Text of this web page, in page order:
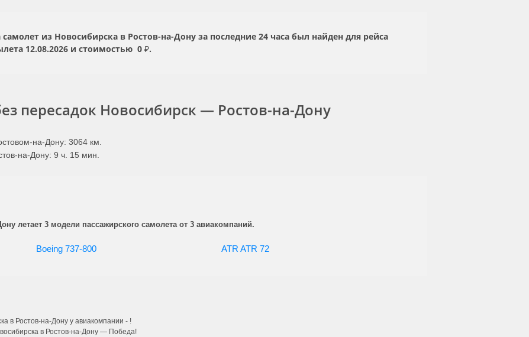
из Новосибирска в Ростов-на-Дону за последние 24 часа был найден для рейса
12.08.2026 и стоимостью 0 ₽.
пересадок Новосибирск — Ростов-на-Дону
на-Дону: 3064 км.
на-Дону: 9 ч. 15 мин.
летает 3 модели пассажирского самолета от 3 авиакомпаний.
Boeing 737-800 ATR ATR 72
в Ростов-на-Дону у авиакомпании - !
в Ростов-на-Дону — Победа!